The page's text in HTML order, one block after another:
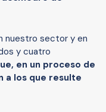
nuestro sector y en
y cuatro
en un proceso de
a los que resulte